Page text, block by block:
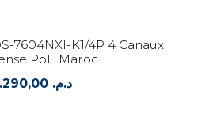
7604NXI-K1/4P 4 Canaux
PoE Maroc
د.م.